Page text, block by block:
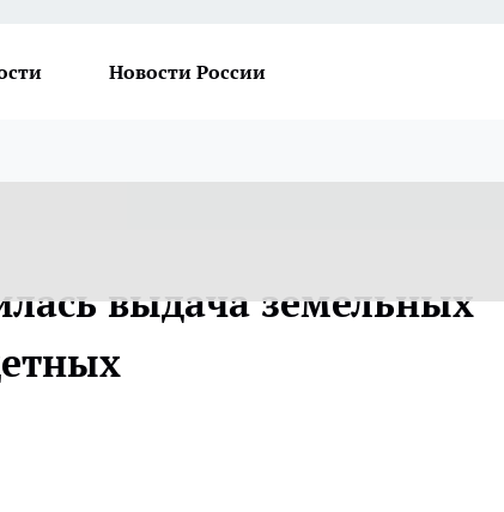
Новости России
выдача земельных